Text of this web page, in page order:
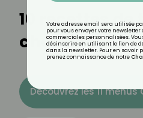
10 recettes
chaudes
Découvrez les 11 menus
Votre adresse email sera utilisée
pour vous envoyer votre
commerciales personnalisées.
désinscrire en utilisant le lien de
dans la newsletter. Pour en savoir
prenez connaissance de notre